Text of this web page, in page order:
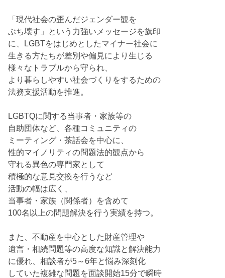
「現代社会の歪んだジェンダー観を
ぶち壊す」という力強いメッセージを旗印
に、LGBTをはじめとしたマイナー社会に
生きる方たちが差別や偏見により生じる
様々なトラブルから守られ、
より暮らしやすい社会づくりをするための
法務支援活動を推進。
LGBTQに関する当事者・家族等の
自助団体など、各種コミュニティの
ミーティング・茶話会を中心に、
性的マイノリティの問題法的観点から
守れる異色の専門家として
積極的な意見交換を行うなど
活動の幅は広く、
当事者・家族（関係者）を含めて
100名以上の問題解決を行う実績を持つ。
また、不動産を中心とした財産管理や
遺言・相続問題等の高度な知識と解決能力
に優れ、相談者が5～6年と悩み深刻化
していた複雑な問題を面談開始15分で瞬時